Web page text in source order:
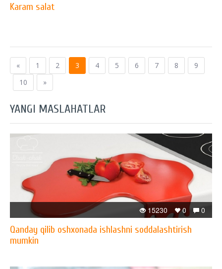
Karam salat
« 1 2 3 4 5 6 7 8
9
10
»
YANGI MASLAHATLAR
0
0
15230
Qanday qilib oshxonada ishlashni soddalashtirish
mumkin